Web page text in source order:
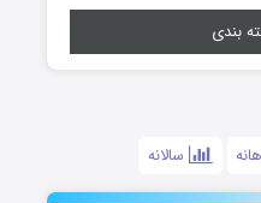
بندی
سالانه